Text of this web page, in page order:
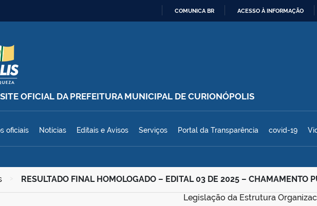
COMUNICA BR ACESSO À INFORMAÇÃO
OFICIAL DA PREFEITURA MUNICIPAL DE CURIONÓPOLIS
de Curionópolis
oficiais Notícias Editais e Avisos Serviços Portal da Transparência covid-19
RESULTADO FINAL HOMOLOGADO – EDITAL 03 DE 2025 – CHAMAMENTO
Legislação da Estrutura